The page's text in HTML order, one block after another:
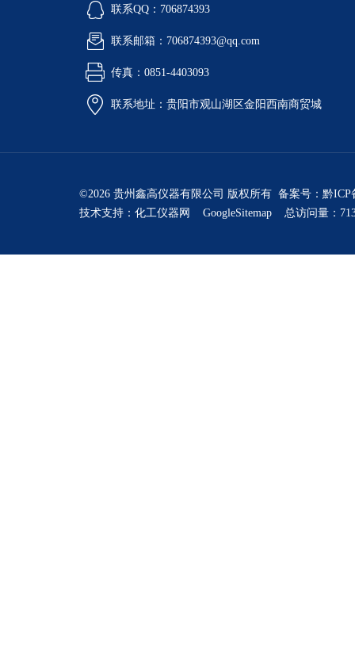
联系QQ：706874393
联系邮箱：706874393@qq.com
传真：0851-4403093
联系地址：贵阳市观山湖区金阳西南商贸城
©2026 贵州鑫高仪器有限公司 版权所有 备案号： 黔ICP
技术支持： 化工仪器网 GoogleSitemap 总访问量：